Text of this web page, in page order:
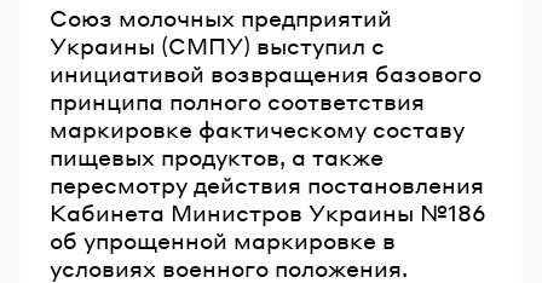
Союз молочных предприятий
Украины (СМПУ) выступил с
инициативой возвращения базового
принципа полного соответствия
маркировке фактическому составу
пищевых продуктов, а также
пересмотру действия постановления
Кабинета Министров Украины №186
об упрощенной маркировке в
условиях военного положения.
ВОЙТИ